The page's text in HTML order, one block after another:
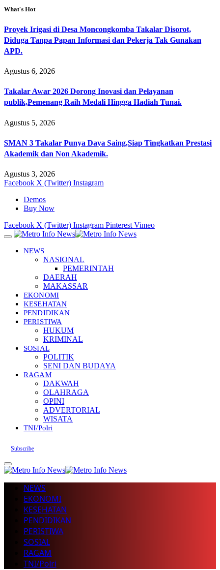
What's Hot
Proyek Irigasi di Desa Moncongkomba Takalar Disorot,
Diduga Tanpa Papan Informasi dan Pekerja Tak Gunakan
APD.
Agustus 6, 2026
Takalar Awar 2026 Dorong Inovasi dan Pelayanan
publik,Pemenang Raih Medali Hingga Hadiah Tunai.
Agustus 5, 2026
SMAN 3 Takalar Punya Daya Saing,Siap Tingkatkan Prestasi
Akademik dan Non Akademik.
Agustus 3, 2026
Facebook X (Twitter) Instagram
Demos
Buy Now
Facebook X (Twitter) Instagram Pinterest Vimeo
NEWS
NASIONAL
PEMERINTAH
DAERAH
MAKASSAR
EKONOMI
KESEHATAN
PENDIDIKAN
PERISTIWA
HUKUM
KRIMINAL
SOSIAL
POLITIK
SENI DAN BUDAYA
RAGAM
DAKWAH
OLAHRAGA
OPINI
ADVERTORIAL
WISATA
TNI/Polri
Subscribe
NEWS
EKONOMI
KESEHATAN
PENDIDIKAN
PERISTIWA
SOSIAL
RAGAM
TNI/Polri